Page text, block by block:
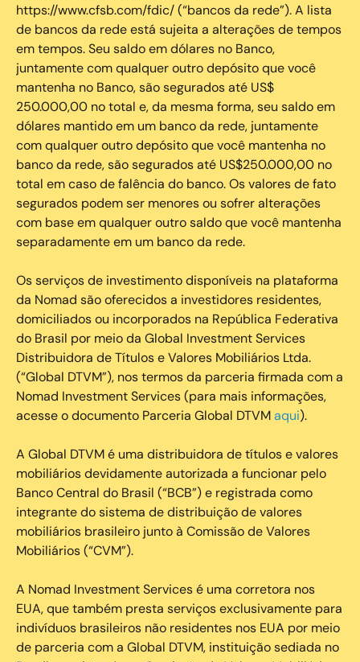
https://www.cfsb.com/fdic/ (“bancos da rede”). A lista
de bancos da rede está sujeita a alterações de tempos
em tempos. Seu saldo em dólares no Banco,
juntamente com qualquer outro depósito que você
mantenha no Banco, são segurados até US$
250.000,00 no total e, da mesma forma, seu saldo em
dólares mantido em um banco da rede, juntamente
com qualquer outro depósito que você mantenha no
banco da rede, são segurados até US$250.000,00 no
total em caso de falência do banco. Os valores de fato
segurados podem ser menores ou sofrer alterações
com base em qualquer outro saldo que você mantenha
separadamente em um banco da rede.
Os serviços de investimento disponíveis na plataforma
da Nomad são oferecidos a investidores residentes,
domiciliados ou incorporados na República Federativa
do Brasil por meio da Global Investment Services
Distribuidora de Títulos e Valores Mobiliários Ltda.
(“Global DTVM”), nos termos da parceria firmada com a
Nomad Investment Services (para mais informações,
acesse o documento Parceria Global DTVMaqui).
A Global DTVM é uma distribuidora de títulos e valores
mobiliários devidamente autorizada a funcionar pelo
Banco Central do Brasil (“BCB”) e registrada como
integrante do sistema de distribuição de valores
mobiliários brasileiro junto à Comissão de Valores
Mobiliários (“CVM”).
‍A Nomad Investment Services é uma corretora nos
EUA, que também presta serviços exclusivamente para
indivíduos brasileiros não residentes nos EUA por meio
de parceria com a Global DTVM, instituição sediada no